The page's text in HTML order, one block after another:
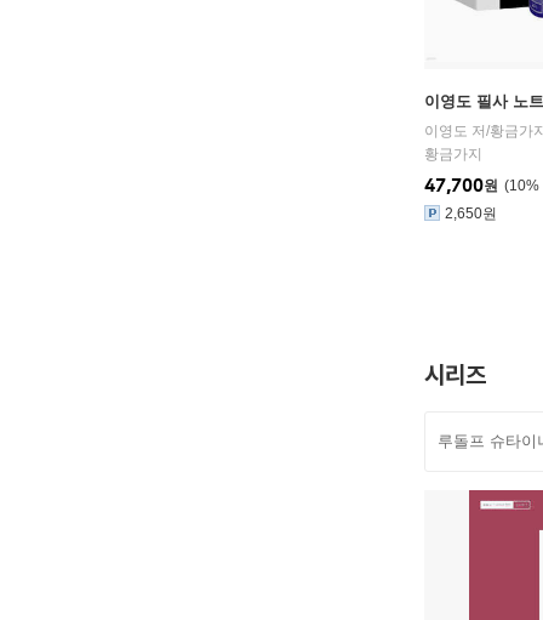
이영도 필사 노
이영도 저/황금가
황금가지
10%
47,700원
2,650원
시리즈
루돌프 슈타이